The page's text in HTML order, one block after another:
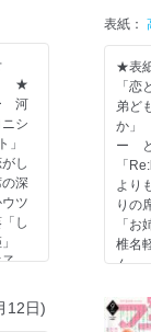
の
ア
話題
カラ
スト
カラ
夜
MC
カラ
とな
の 作
日 水
★
河
シ
」
し
深
ツ
し
」
あ
表紙：
★表
「
弟ど
か」
ー
「
より
りの
「
椎名
ん」
かし
レポ
12日)